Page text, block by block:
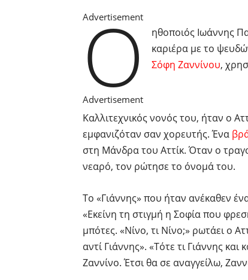
Advertisement
Ο
ηθοποιός Ιωάννης
καριέρα με το
Σόφη Ζαννίνου,
Advertisement
Καλλιτεχνικός νονός του, ήταν ο
εμφανιζόταν σαν χορευτής. Ένα
στη Μάνδρα του Αττίκ. Όταν ο
νεαρό, τον ρώτησε το όνομά του.
Το «Γιάννης» που ήταν ανέκαθεν
«Εκείνη τη στιγμή η Σοφία που
μπότες. «Νίνο, τι Νίνο;» ρωτάει ο
αντί Γιάννης». «Τότε τι Γιάννης
Ζαννίνο. Έτσι θα σε αναγγείλω,